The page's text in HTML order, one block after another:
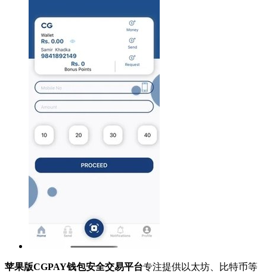
苹果版CGPAY钱包安全交易平台专注提供以太坊、比特币等